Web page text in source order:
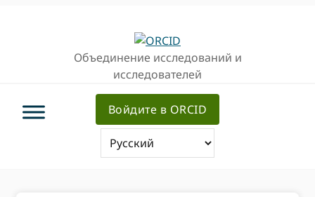
Объединение исследований и
исследователей
Войдите в ORCID